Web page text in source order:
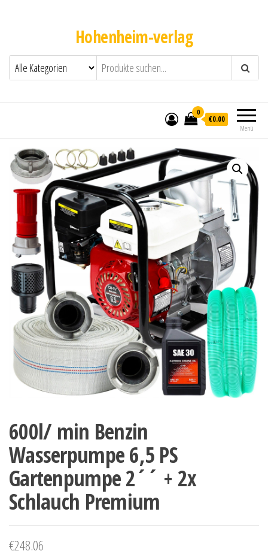
Hohenheim-verlag
Menü
0
€0.00
600l/ min Benzin
Wasserpumpe 6,5 PS
Gartenpumpe 2´´ + 2x
Schlauch Premium
€248.06